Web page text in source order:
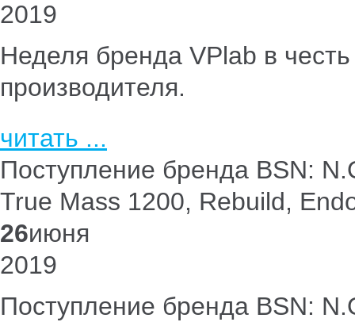
2019
Неделя бренда VPlab в
производителя.
читать ...
Поступление бренда BSN:
True Mass 1200, Rebuild,
26июня
2019
Поступление бренда BSN: